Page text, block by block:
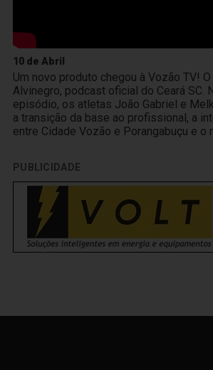
10 de Abril
Um novo produto chegou à Vozão TV! O
Alvinegro, podcast oficial do Ceará SC.
episódio, os atletas João Gabriel e
a transição da base ao profissional, a
entre Cidade Vozão e Porangabuçu e o
PUBLICIDADE